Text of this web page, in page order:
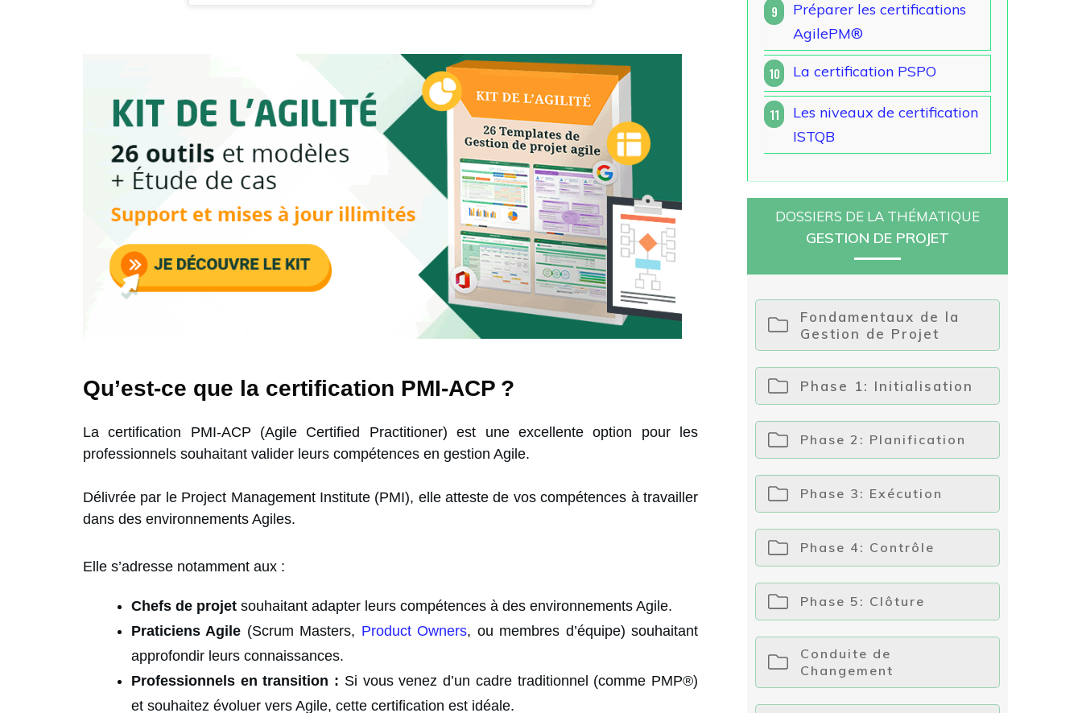
Qu’est-ce que la certification PMI-ACP ?
La certification PMI-ACP (Agile Certified Practitioner) est une excellente option pour les
professionnels souhaitant valider leurs compétences en gestion Agile.
Délivrée par le Project Management Institute (PMI), elle atteste de vos compétences à travailler
dans des environnements Agiles.
Elle s’adresse notamment aux :
Chefs de projet souhaitant adapter leurs compétences à des environnements Agile.
Praticiens Agile (Scrum Masters, Product Owners, ou membres d’équipe) souhaitant
approfondir leurs connaissances.
Professionnels en transition : Si vous venez d’un cadre traditionnel (comme PMP®)
et souhaitez évoluer vers Agile, cette certification est idéale.
9
Préparer les certifications
AgilePM®
10 La certification PSPO
11
Les niveaux de certification
ISTQB
DOSSIERS DE LA THÉMATIQUE
GESTION DE PROJET
Fondamentaux de la
Gestion de Projet
Phase 1: Initialisation
Phase 2: Planification
Phase 3: Exécution
Phase 4: Contrôle
Phase 5: Clôture
Conduite de
Changement